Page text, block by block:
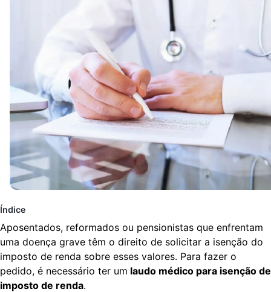
Índice
Aposentados, reformados ou pensionistas que enfrentam
uma doença grave têm o direito de solicitar a isenção do
imposto de renda sobre esses valores. Para fazer o
pedido, é necessário ter um laudo médico para isenção de
imposto de renda.